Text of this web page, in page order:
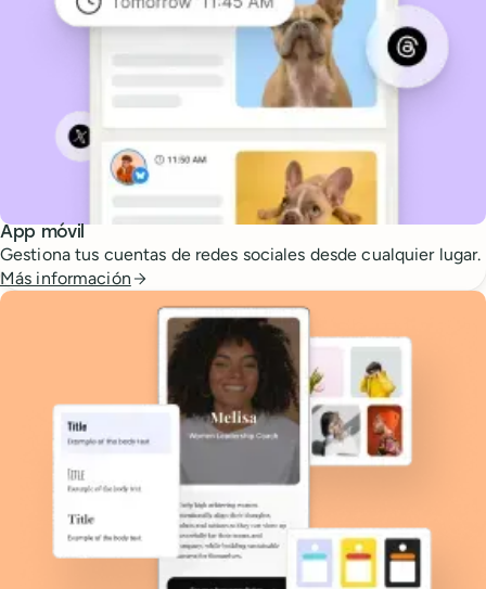
App móvil
Gestiona tus cuentas de redes sociales desde cualquier lugar.
Más información